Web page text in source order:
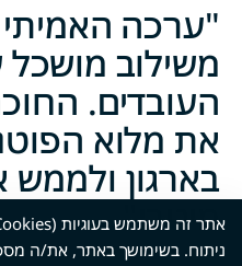
ערכה
משילוב מושכל
העובדים.
את מלוא
בארגון ולממש
מיטבי
ניתוח. בשימושך באתר, את/ה